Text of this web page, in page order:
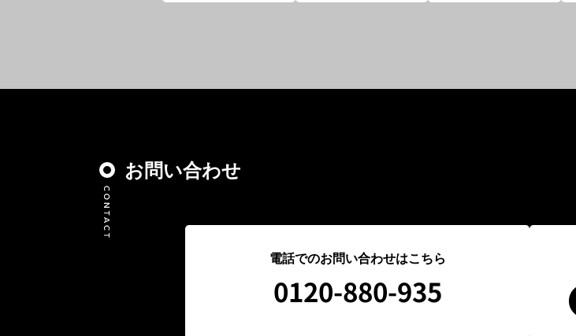
お問い合わせ
電話でのお問い合わせはこちら
0120-880-935